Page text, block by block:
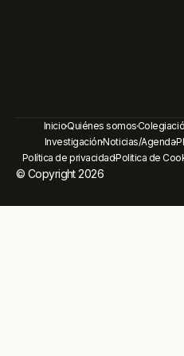
InicioQuiénes somos
InvestigaciónNoticias/Agenda
Política de privacidadPolitica de
© Copyright 2026